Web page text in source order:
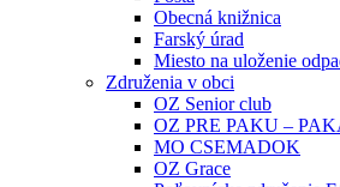
Obecná knižnica
Farský úrad
Miesto na uloženie
Združenia v obci
OZ Senior club
OZ PRE PAKU –
MO CSEMADOK
OZ Grace